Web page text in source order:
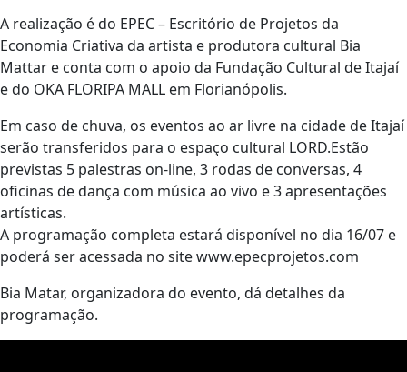
A realização é do EPEC – Escritório de Projetos da
Economia Criativa da artista e produtora cultural Bia
Mattar e conta com o apoio da Fundação Cultural de Itajaí
e do OKA FLORIPA MALL em Florianópolis.
Em caso de chuva, os eventos ao ar livre na cidade de Itajaí
serão transferidos para o espaço cultural LORD.Estão
previstas 5 palestras on-line, 3 rodas de conversas, 4
oficinas de dança com música ao vivo e 3 apresentações
artísticas.
A programação completa estará disponível no dia 16/07 e
poderá ser acessada no site www.epecprojetos.com
Bia Matar, organizadora do evento, dá detalhes da
programação.